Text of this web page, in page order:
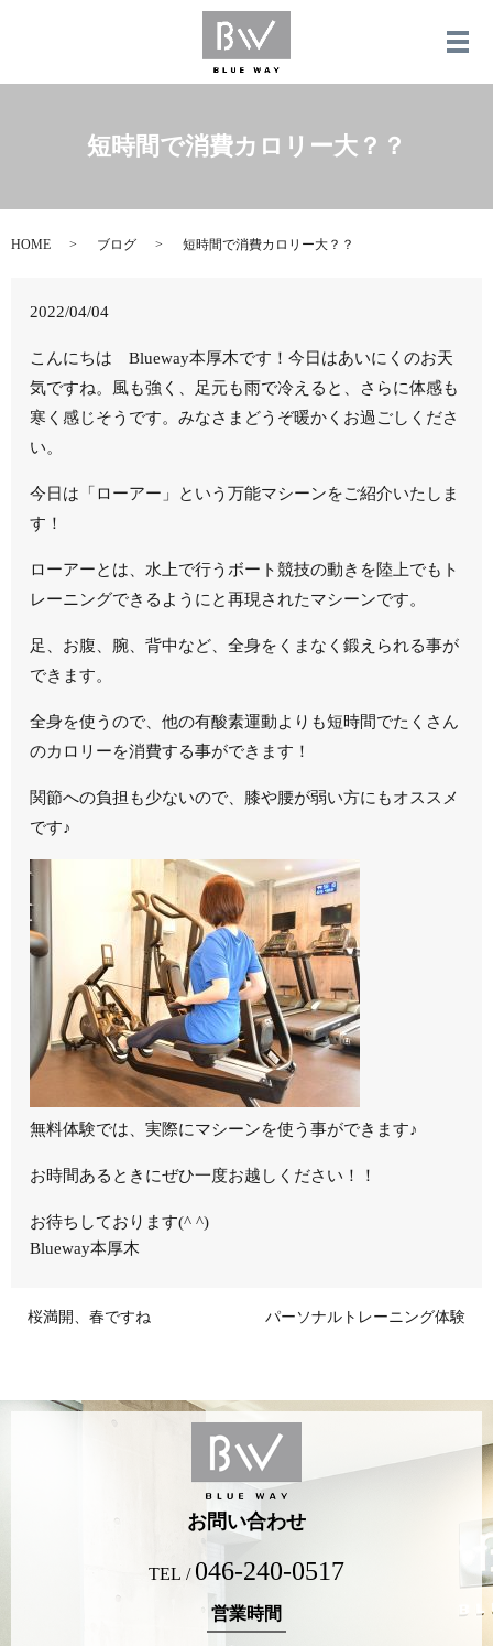
メ
短時間で消費カロリー大？？
HOME ブログ 短時間で消費カロリー大？？
2022/04/04
こんにちは Blueway本厚木です！今日はあいにくのお天
気ですね。風も強く、足元も雨で冷えると、さらに体感も
寒く感じそうです。みなさまどうぞ暖かくお過ごしくださ
い。
今日は「ローアー」という万能マシーンをご紹介いたしま
す！
ローアーとは、水上で行うボート競技の動きを陸上でもト
レーニングできるようにと再現されたマシーンです。
足、お腹、腕、背中など、全身をくまなく鍛えられる事が
できます。
全身を使うので、他の有酸素運動よりも短時間でたくさん
のカロリーを消費する事ができます！
関節への負担も少ないので、膝や腰が弱い方にもオススメ
です♪
無料体験では、実際にマシーンを使う事ができます♪
お時間あるときにぜひ一度お越しください！！
お待ちしております(^ ^)
Blueway本厚木
桜満開、春ですね パーソナルトレーニング体験
お問い合わせ
TEL / 046-240-0517
営業時間